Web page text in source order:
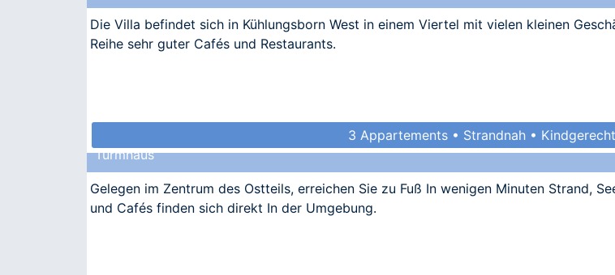
Die Villa befindet sich in Kühlungsborn West in einem Viertel mit vielen kleinen
Reihe sehr guter Cafés und Restaurants.
3 Appartements • Strandnah •
Turmhaus
Gelegen im Zentrum des Ostteils, erreichen Sie zu Fuß In wenigen Minuten Strand,
und Cafés finden sich direkt In der Umgebung.